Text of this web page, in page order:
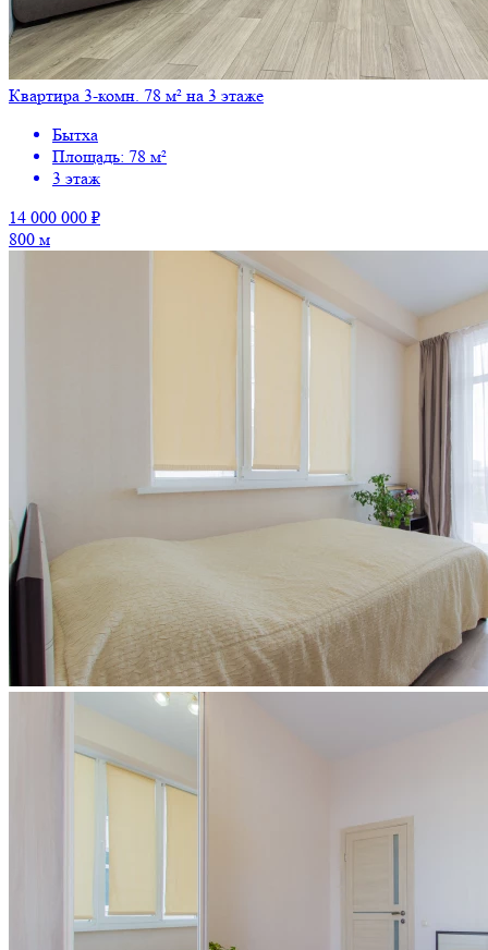
Квартира 3-комн. 78 м² на 3 этаже
Бытха
Площадь: 78 м²
3 этаж
14 000 000 ₽
800 м